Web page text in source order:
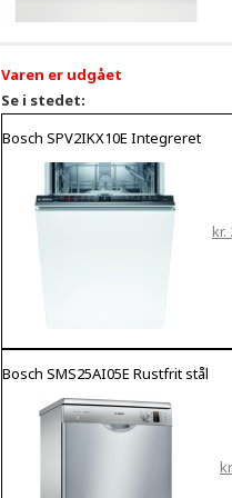
Varen er udgået
Se i stedet:
Bosch SPV2IKX10E Integreret
kr.
Bosch SMS25AI05E Rustfrit stål